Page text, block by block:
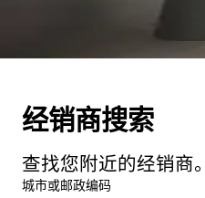
经销商搜索
查找您附近的经销商。
城市或邮政编码